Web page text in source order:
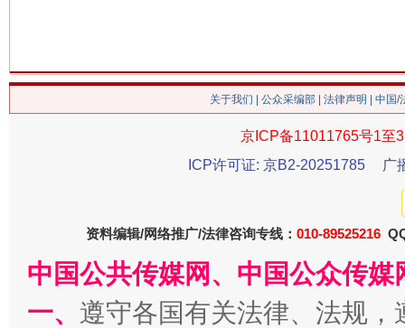
关于我们 公众采编部 法律声明 | 中国
京ICP备11011765号1至
ICP许可证: 京B2-20251785
广
资料编辑/网络推广/法律咨询专线： 010-89525216
中国公共传媒网、中国公众传
一、 遵守各国有关法律、法规